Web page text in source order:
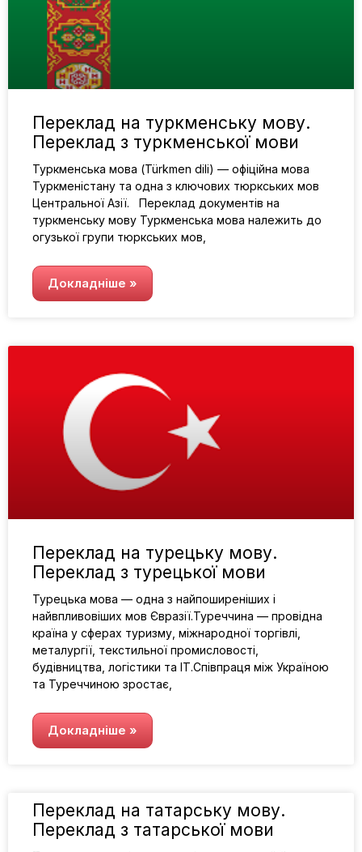
Переклад на туркменську мову.
Переклад з туркменської мови
Туркменська мова (Türkmen dili) — офіційна мова
Туркменістану та одна з ключових тюркських мов
Центральної Азії. Переклад документів на
туркменську мову Туркменська мова належить до
огузької групи тюркських мов,
Докладніше »
Переклад на турецьку мову.
Переклад з турецької мови
Турецька мова — одна з найпоширеніших і
найвпливовіших мов Євразії.Туреччина — провідна
країна у сферах туризму, міжнародної торгівлі,
металургії, текстильної промисловості,
будівництва, логістики та IT.Співпраця між Україною
та Туреччиною зростає,
Докладніше »
Переклад на татарську мову.
Переклад з татарської мови